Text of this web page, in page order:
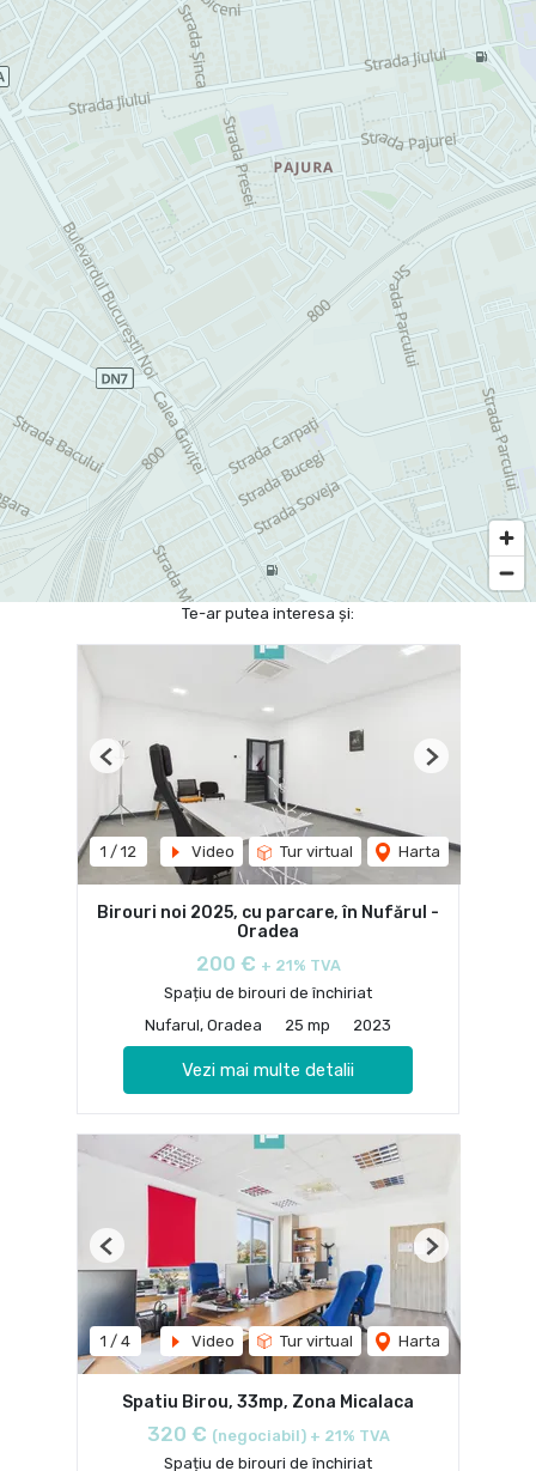
Te-ar putea interesa și:
1 / 12 Video Tur virtual Harta
Previous Next
Birouri noi 2025, cu parcare, în Nufărul -
Oradea
200 € + 21% TVA
Spațiu de birouri de închiriat
Nufarul, Oradea
25 mp 2023
Vezi mai multe detalii
1 / 4 Video Tur virtual Harta
Previous Next
Spatiu Birou, 33mp, Zona Micalaca
320 € (negociabil) + 21% TVA
Spațiu de birouri de închiriat